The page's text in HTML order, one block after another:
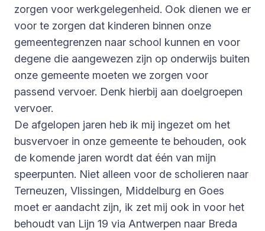
zorgen voor werkgelegenheid. Ook dienen we er
voor te zorgen dat kinderen binnen onze
gemeentegrenzen naar school kunnen en voor
degene die aangewezen zijn op onderwijs buiten
onze gemeente moeten we zorgen voor
passend vervoer. Denk hierbij aan doelgroepen
vervoer.
De afgelopen jaren heb ik mij ingezet om het
busvervoer in onze gemeente te behouden, ook
de komende jaren wordt dat één van mijn
speerpunten. Niet alleen voor de scholieren naar
Terneuzen, Vlissingen, Middelburg en Goes
moet er aandacht zijn, ik zet mij ook in voor het
behoudt van Lijn 19 via Antwerpen naar Breda